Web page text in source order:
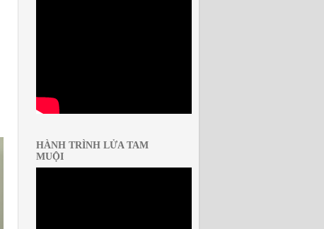
HÀNH TRÌNH LỬA TAM
MUỘI